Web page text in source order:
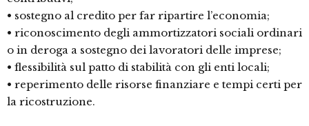
• sostegno al credito per far ripartire l’economia;
• riconoscimento degli ammortizzatori sociali ordinari
o in deroga a sostegno dei lavoratori delle imprese;
• flessibilità sul patto di stabilità con gli enti locali;
• reperimento delle risorse finanziare e tempi certi per
la ricostruzione.